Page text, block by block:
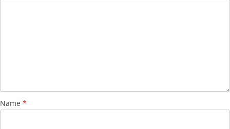
Name *